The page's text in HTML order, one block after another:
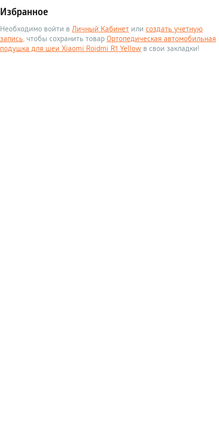
Избранное
Необходимо войти в Личный Кабинет или создать учетную
запись, чтобы сохранить товар Ортопедическая автомобильная
подушка для шеи Xiaomi Roidmi R1 Yellow в свои закладки!